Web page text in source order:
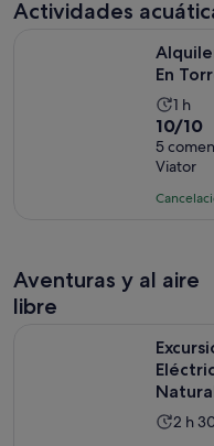
de
Actividades
En
La
de
la
1 hora
1 h
10.0
sobre
10
con
10/10
5
Viator
Aventuras y al aire
libre
La
2 h